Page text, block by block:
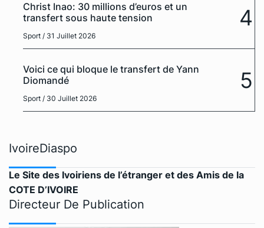
Christ Inao: 30 millions d’euros et un
transfert sous haute tension
Sport / 31 Juillet 2026
4
Voici ce qui bloque le transfert de Yann
Diomandé
Sport / 30 Juillet 2026
5
IvoireDiaspo
Le Site des Ivoiriens de l’étranger et des Amis de la
COTE D’IVOIRE
Directeur De Publication